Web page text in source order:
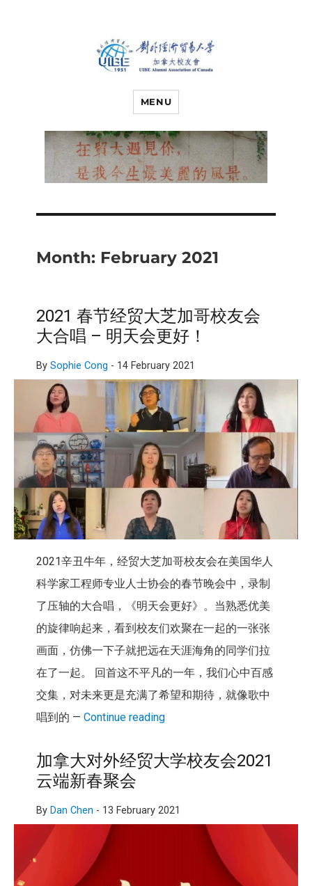
对外经济贸易
大学加拿大校
友会
MENU
Month: February 2021
2021 春节经贸大芝加哥校友会
大合唱 – 明天会更好！
By Sophie Cong - 14 February 2021
2021辛丑牛年，经贸大芝加哥校友会在美国华人
科学家工程师专业人士协会的春节晚会中，录制
了压轴的大合唱，《明天会更好》。当熟悉优美
的旋律响起来，看到校友们欢聚在一起的一张张
画面，仿佛一下子就把远在天涯海角的同学们拉
在了一起。 回首这不平凡的一年，我们心中百感
交集，对未来更是充满了希望和期待，就像歌中
唱到的 — Continue reading
加拿大对外经贸大学校友会2021
云端新春聚会
By Dan Chen - 13 February 2021